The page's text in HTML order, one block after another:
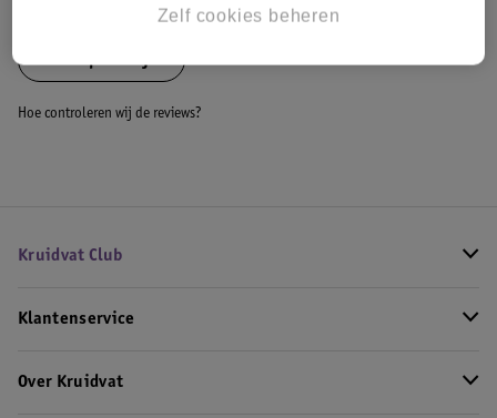
Hoe controleren wij de reviews?
Kruidvat Club
Klantenservice
Over Kruidvat
Zelf cookies beheren